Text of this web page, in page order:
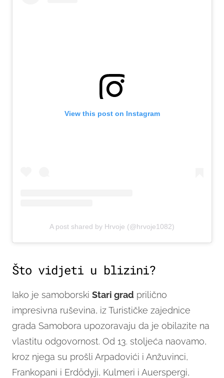
View this post on Instagram
A post shared by Hrvoje (@hrvoje1082)
Što vidjeti u blizini?
Iako je samoborski Stari grad prilično
impresivna ruševina, iz Turističke zajednice
grada Samobora upozoravaju da je obilazite na
vlastitu odgovornost. Od 13. stoljeća naovamo,
kroz njega su prošli Arpadovići i Anžuvinci,
Frankopani i Erdödyji, Kulmeri i Auerspergi,